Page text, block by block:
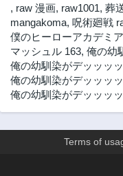
, raw 漫画, raw1001, 葬
mangakoma, 呪術廻戦
僕のヒーローアカデミ
マッシュル 163, 俺の幼
俺の幼馴染がデッッッ
俺の幼馴染がデッッッ
俺の幼馴染がデッッッ
Terms of